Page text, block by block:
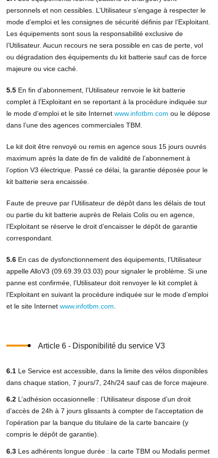
personnels et non cessibles. L’Utilisateur s’engage à respecter le
mode d’emploi et les consignes de sécurité définis par l’Exploitant.
Les équipements sont sous la responsabilité exclusive de
l’Utilisateur. Aucun recours ne sera possible en cas de perte, vol
ou dégradation des équipements du kit batterie sauf cas de force
majeure ou vice caché.
5.5 En fin d’abonnement, l’Utilisateur renvoie le kit batterie
complet à l’Exploitant en se reportant à la procédure indiquée sur
le mode d’emploi et le site Internetwww.infotbm.com ou le dépose
dans l’une des agences commerciales TBM.
Le kit doit être renvoyé ou remis en agence sous 15 jours ouvrés
maximum après la date de fin de validité de l’abonnement à
l’option V3 électrique. Passé ce délai, la garantie déposée pour le
kit batterie sera encaissée.
Faute de preuve par l’Utilisateur de dépôt dans les délais de tout
ou partie du kit batterie auprès de Relais Colis ou en agence,
l’Exploitant se réserve le droit d’encaisser le dépôt de garantie
correspondant.
5.6 En cas de dysfonctionnement des équipements, l’Utilisateur
appelle AlloV3 (09.69.39.03.03) pour signaler le problème. Si une
panne est confirmée, l’Utilisateur doit renvoyer le kit complet à
l’Exploitant en suivant la procédure indiquée sur le mode d’emploi
et le site Internetwww.infotbm.com
Article 6 - Disponibilité du service V3
6.1 Le Service est accessible, dans la limite des vélos disponibles
dans chaque station, 7 jours/7, 24h/24 sauf cas de force majeure.
6.2 L’adhésion occasionnelle : l’Utilisateur dispose d’un droit
d’accès de 24h à 7 jours glissants à compter de l’acceptation de
l’opération par la banque du titulaire de la carte bancaire (y
compris le dépôt de garantie).
6.3 Les adhérents longue durée : la carte TBM ou Modalis permet